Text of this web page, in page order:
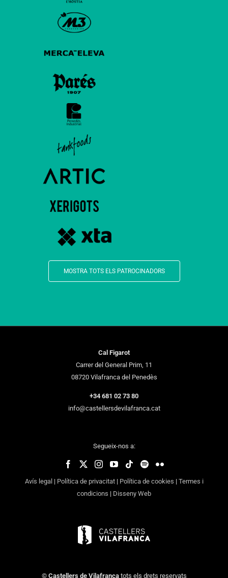
MOSTRA TOTS ELS PATROCINADORS
Cal Figarot
Carrer del General Prim, 11
08720 Vilafranca del Penedès
+34 681 02 73 80
info@castellersdevilafranca.cat
Segueix-nos a:
Avís legal | Política de privacitat| Política de cookies | Termes i
condicions | Disseny Web
© Castellers de Vilafrancatots els drets reservats